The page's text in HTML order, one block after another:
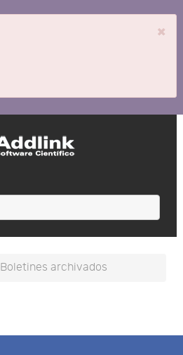
×
Boletines archivados